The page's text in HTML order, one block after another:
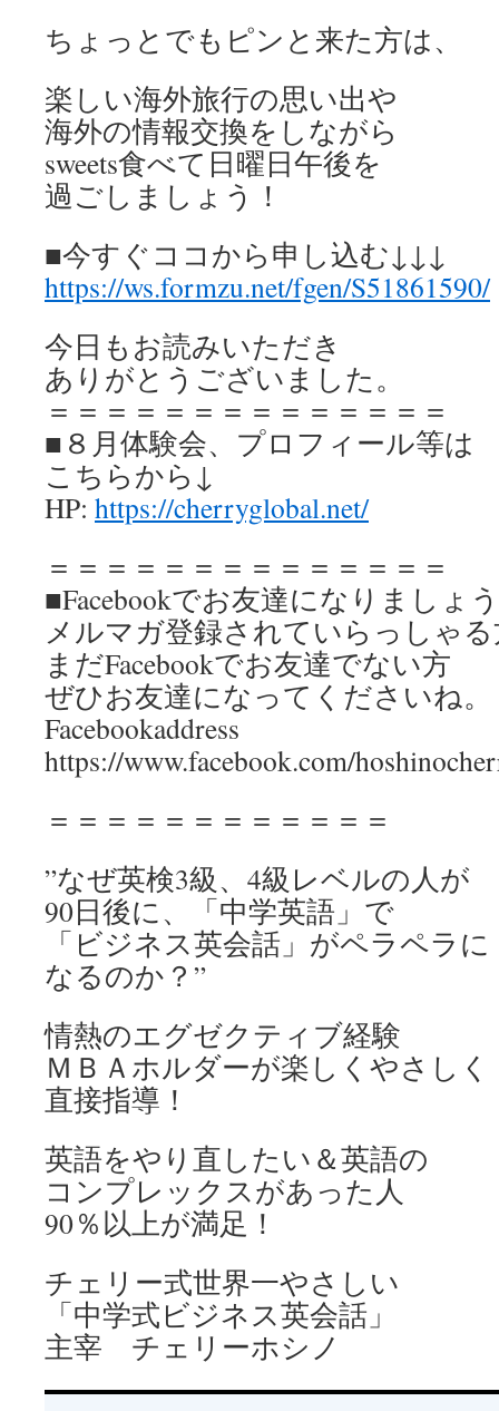
ちょっとでもピンと来た方は、
楽しい海外旅行の思い出や
海外の情報交換をしながら
sweets食べて日曜日午後を
過ごしましょう！
■今すぐココから申し込む↓↓↓
https://ws.formzu.net/fgen/S51861590/
今日もお読みいただき
ありがとうございました。
＝＝＝＝＝＝＝＝＝＝＝＝＝＝
■８月体験会、プロフィール等は
こちらから↓
HP: https://cherryglobal.net/
＝＝＝＝＝＝＝＝＝＝＝＝＝＝
■Facebookでお友達になりましょ
メルマガ登録されていらっしゃ
まだFacebookでお友達でない方
ぜひお友達になってくださいね。
Facebookaddress
https://www.facebook.com/
＝＝＝＝＝＝＝＝＝＝＝＝
”なぜ英検3級、4級レベルの人が
90日後に、「中学英語」で
「ビジネス英会話」がペラペラに
なるのか？”
情熱のエグゼクティブ経験
ＭＢＡホルダーが楽しくやさしく
直接指導！
英語をやり直したい＆英語の
コンプレックスがあった人
90％以上が満足！
チェリー式世界一やさしい
「中学式ビジネス英会話」
主宰 チェリーホシノ